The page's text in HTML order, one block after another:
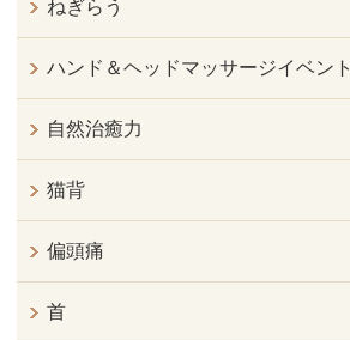
ねぎらう
ハンド＆ヘッドマッサージイベント
自然治癒力
猫背
偏頭痛
首